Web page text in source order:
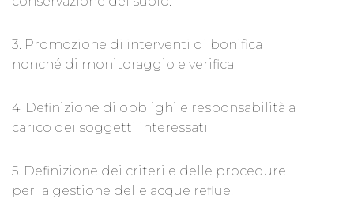
3. Promozione di interventi di bonifica
nonché di monitoraggio e verifica.
4. Definizione di obblighi e responsabilità a
carico dei soggetti interessati.
5. Definizione dei criteri e delle procedure
per la gestione delle acque reflue.